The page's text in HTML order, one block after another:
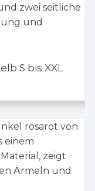
S bis XXL